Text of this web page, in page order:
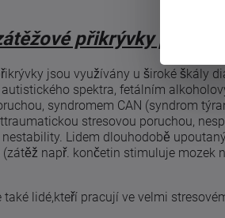
přikrývky
jsou využívány u široké škály
spektra, fetálním
syndromem CAN (syndrom
stresovou poruchou,
nestability. Lidem dlouhodobě
např. končetin stimuluje mozek
lidé,kteří pracují ve velmi